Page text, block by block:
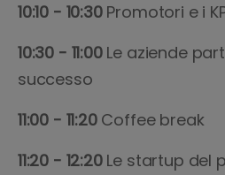
10:10 - 10:30Promotori e i
10:30 - 11:00Le aziende
successo
11:00 - 11:20Coffee break
11:20 - 12:20 Le startup del